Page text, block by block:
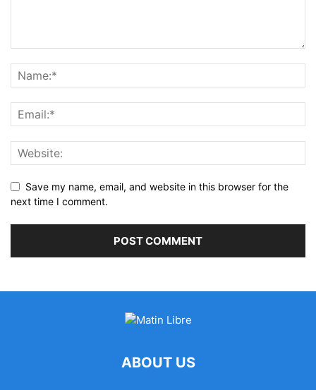
Save my name, email, and website in this browser for the
next time I comment.
ABOUT US